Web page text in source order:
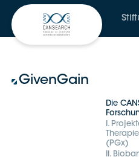
GivenGain
Die
I.
(PGx)
II.